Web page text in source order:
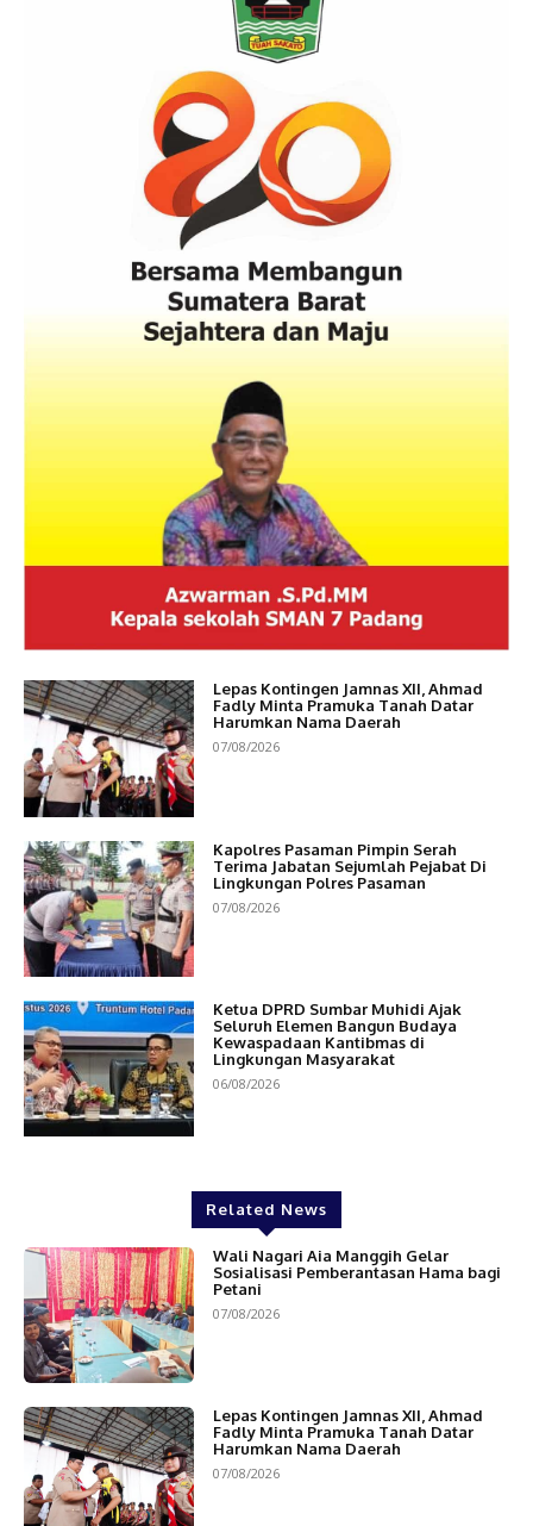
Lepas Kontingen Jamnas XII, Ahmad
Fadly Minta Pramuka Tanah Datar
Harumkan Nama Daerah
07/08/2026
Kapolres Pasaman Pimpin Serah
Terima Jabatan Sejumlah Pejabat Di
Lingkungan Polres Pasaman
07/08/2026
Ketua DPRD Sumbar Muhidi Ajak
Seluruh Elemen Bangun Budaya
Kewaspadaan Kantibmas di
Lingkungan Masyarakat
06/08/2026
Related News
Wali Nagari Aia Manggih Gelar
Sosialisasi Pemberantasan Hama bagi
Petani
07/08/2026
Lepas Kontingen Jamnas XII, Ahmad
Fadly Minta Pramuka Tanah Datar
Harumkan Nama Daerah
07/08/2026